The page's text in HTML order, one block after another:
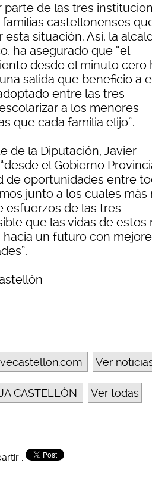
de las tres
castellonenses
situación. Así, la
ha asegurado que “el
desde el minuto cero
salida que beneficio a
entre las tres
a los menores
que cada familia elijo”.
de la Diputación, Javier
el Gobierno
de oportunidades entre
junto a los cuales más
esfuerzos de las tres
que las vidas de estos
un futuro con
Ver
CASTELLÓN Ver todas
: